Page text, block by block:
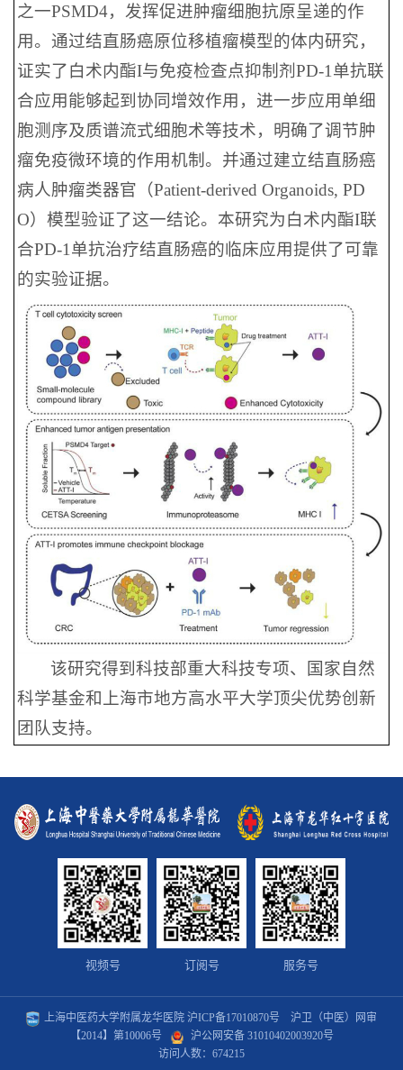
之一PSMD4，发挥促进肿瘤细胞抗原呈递的作
用。通过结直肠癌原位移植瘤模型的体内研究，
证实了白术内酯I与免疫检查点抑制剂PD-1单抗联
合应用能够起到协同增效作用，进一步应用单细
胞测序及质谱流式细胞术等技术，明确了调节肿
瘤免疫微环境的作用机制。并通过建立结直肠癌
病人肿瘤类器官（Patient-derived Organoids, PD
O）模型验证了这一结论。本研究为白术内酯I联
合PD-1单抗治疗结直肠癌的临床应用提供了可靠
的实验证据。
该研究得到科技部重大科技专项、国家自然
科学基金和上海市地方高水平大学顶尖优势创新
团队支持。
视频号 订阅号 服务号
上海中医药大学附属龙华医院 沪ICP备17010870号 沪卫（中医）网审
【2014】第10006号
沪公网安备 31010402003920号
访问人数： 674215